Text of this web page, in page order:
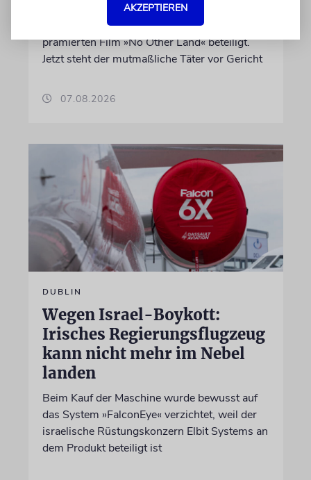
Der getötete Aktivist setzte sich gegen
Siedlergewalt ein und war an dem Oscar-
prämierten Film »No Other Land« beteiligt.
Jetzt steht der mutmaßliche Täter vor Gericht
07.08.2026
DUBLIN
Wegen Israel-Boykott:
Irisches Regierungsflugzeug
kann nicht mehr im Nebel
landen
Beim Kauf der Maschine wurde bewusst auf
das System »FalconEye« verzichtet, weil der
israelische Rüstungskonzern Elbit Systems an
dem Produkt beteiligt ist
AKZEPTIEREN